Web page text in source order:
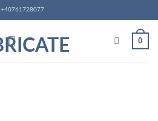
+40761728077
0